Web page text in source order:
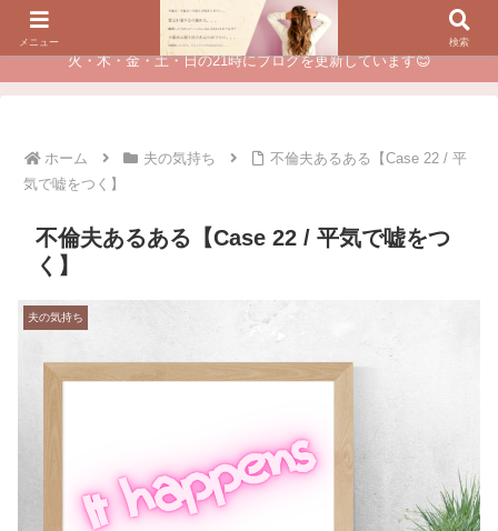
夫に不倫されたつらい経験が、あなたのチャンスに変わるカウンセリング
火・木・金・土・日の21時にブログを更新しています😊
ホーム 夫の気持ち
不倫夫あるある【Case 22 / 平
気で嘘をつく】
不倫夫あるある【Case 22 / 平気で嘘をつ
く】
夫の気持ち
メニュー 検索